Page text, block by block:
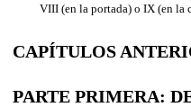
VIII (en la portada) o IX (en la
CAPÍTULOS
PARTE PRIMERA: